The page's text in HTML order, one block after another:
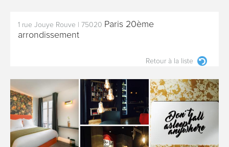
1 rue Jouye Rouve 75020 Paris 20ème
arrondissement
Retour à la liste